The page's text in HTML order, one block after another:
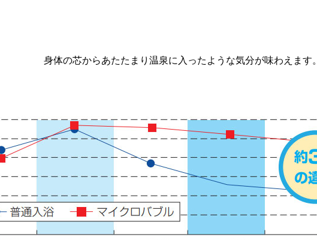
身体の芯からあたたまり温泉に入ったような気分が味わえます